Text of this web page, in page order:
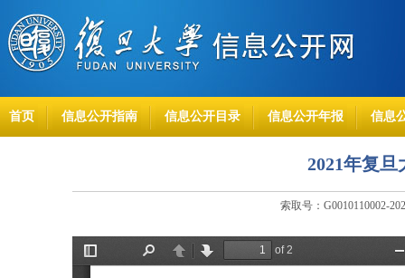
首页 信息公开指南 信息公开目录 信息公开年报 信息
2021年复
索取号：G0010110002-